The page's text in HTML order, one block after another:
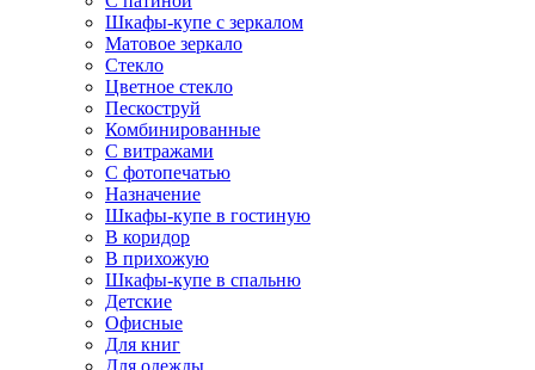
Шкафы-купе с зеркалом
Матовое зеркало
Стекло
Цветное стекло
Пескоструй
Комбинированные
С витражами
С фотопечатью
Назначение
Шкафы-купе в гостиную
В коридор
В прихожую
Шкафы-купе в спальню
Детские
Офисные
Для книг
Для одежды